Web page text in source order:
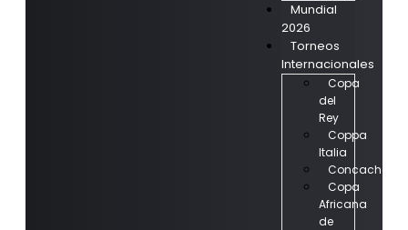
Mundial
2026
Torneos
Internacionales
Copa
del
Rey
Coppa
Italia
Copa
Africana
de